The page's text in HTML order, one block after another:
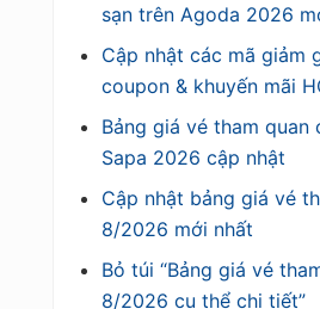
sạn trên Agoda 2026
Cập nhật các mã giảm
coupon & khuyến mãi
Bảng giá vé tham quan
Sapa 2026 cập nhật
Cập nhật bảng giá vé
8/2026 mới nhất
Bỏ túi “Bảng giá vé
8/2026 cụ thể chi tiết”